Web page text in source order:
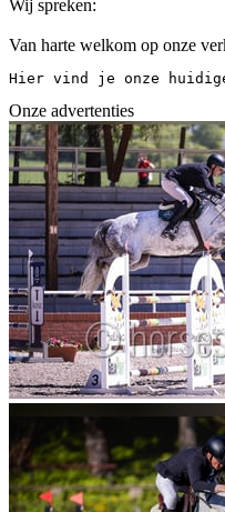
Wij spreken:
Van harte welkom op onze
Hier vind je onze
Onze advertenties